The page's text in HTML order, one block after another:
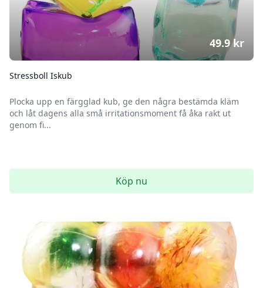
Stressboll Iskub
Plocka upp en färgglad kub, ge den några bestämda kläm
och låt dagens alla små irritationsmoment få åka rakt ut
genom fi...
49.9kr
Köp nu